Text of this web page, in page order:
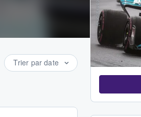
Trier par date